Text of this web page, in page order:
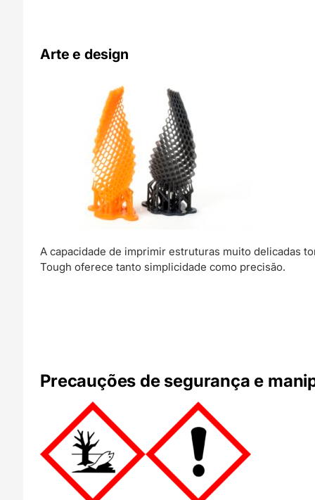
Arte e design
A capacidade de imprimir estruturas muito delicadas
Tough oferece tanto simplicidade como precisão.
Precauções de segurança e